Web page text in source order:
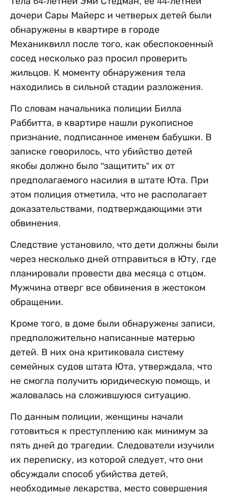
дочери Сары Майерс и четверых детей были
обнаружены в квартире в городе
Механиквилл после того, как обеспокоенный
сосед несколько раз просил проверить
жильцов. К моменту обнаружения тела
находились в сильной стадии разложения.
По словам начальника полиции Билла
Раббитта, в квартире нашли рукописное
признание, подписанное именем бабушки. В
записке говорилось, что убийство детей
якобы должно было "защитить” их от
предполагаемого насилия в штате Юта. При
этом полиция отметила, что не располагает
доказательствами, подтверждающими эти
обвинения.
Следствие установило, что дети должны были
через несколько дней отправиться в Юту, где
планировали провести два месяца с отцом.
Мужчина отверг все обвинения в жестоком
обращении.
Кроме того, в доме были обнаружены записи,
предположительно написанные матерью
детей. В них она критиковала систему
семейных судов штата Юта, утверждала, что
не смогла получить юридическую помощь, и
жаловалась на сложившуюся ситуацию.
По данным полиции, женщины начали
готовиться к преступлению как минимум за
пять дней до трагедии. Следователи изучили
их переписку, из которой следует, что они
обсуждали способ убийства детей,
необходимые лекарства, место совершения